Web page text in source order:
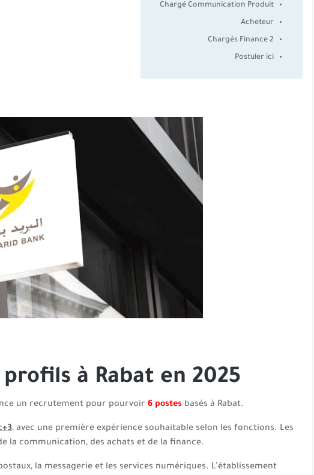
Chargé Communication Produit
Acheteur
2 Chargés Finance
Postuler ici
à Rabat en 2025
un recrutement pour pourvoir 6 postesbasés à Rabat.
, avec une première expérience souhaitable selon les fonctions. Les
la communication, des achats et de la finance.
la messagerie et les services numériques. L’établissement